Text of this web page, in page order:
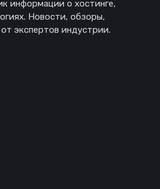
информации о хостинге,
Новости, обзоры,
экспертов индустрии.